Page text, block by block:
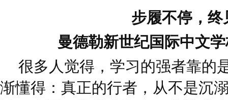
步履不停，终
曼德勒新世纪国际中文
很多人觉得，学习的强者靠的
渐懂得：真正的行者，从不是沉